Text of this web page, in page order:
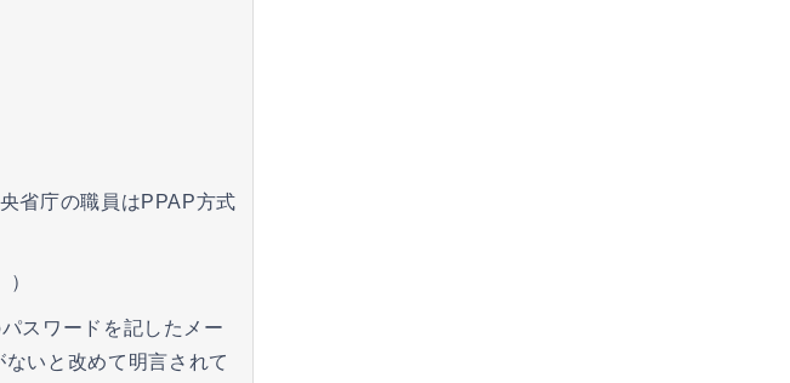
省庁の職員はPPAP方式
）
スワードを記したメー
いと改めて明言されて